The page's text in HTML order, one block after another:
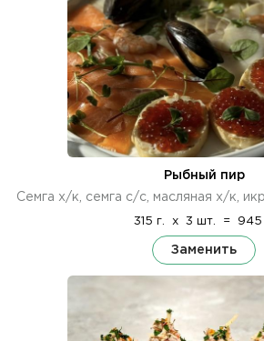
Рыбный пир
Семга х/к, семга с/с, масляная х/к,
315 г. x 3 шт. = 945
Заменить